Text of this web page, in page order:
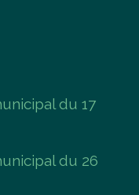
du 17
du 26